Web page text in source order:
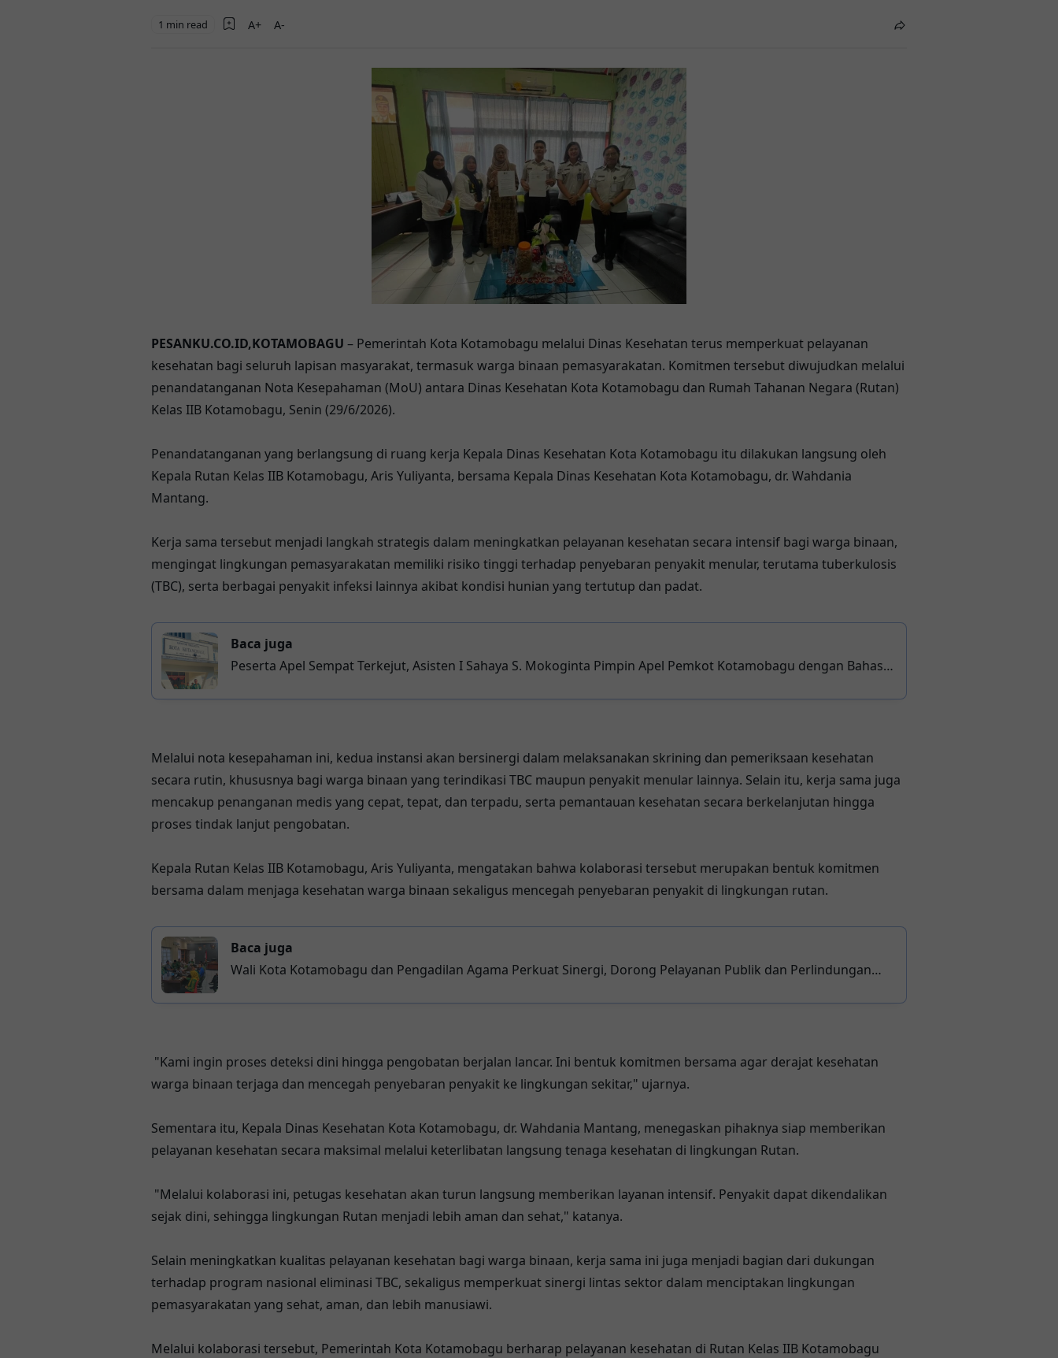
1 min read
PESANKU.CO.ID,KOTAMOBAGU – Pemerintah Kota Kotamobagu melalui Dinas Kesehatan terus memperkuat pelayanan
kesehatan bagi seluruh lapisan masyarakat, termasuk warga binaan pemasyarakatan. Komitmen tersebut diwujudkan melalui
penandatanganan Nota Kesepahaman (MoU) antara Dinas Kesehatan Kota Kotamobagu dan Rumah Tahanan Negara (Rutan)
Kelas IIB Kotamobagu, Senin (29/6/2026).
Penandatanganan yang berlangsung di ruang kerja Kepala Dinas Kesehatan Kota Kotamobagu itu dilakukan langsung oleh
Kepala Rutan Kelas IIB Kotamobagu, Aris Yuliyanta, bersama Kepala Dinas Kesehatan Kota Kotamobagu, dr. Wahdania
Mantang.
Kerja sama tersebut menjadi langkah strategis dalam meningkatkan pelayanan kesehatan secara intensif bagi warga binaan,
mengingat lingkungan pemasyarakatan memiliki risiko tinggi terhadap penyebaran penyakit menular, terutama tuberkulosis
(TBC), serta berbagai penyakit infeksi lainnya akibat kondisi hunian yang tertutup dan padat.
Baca juga
Peserta Apel Sempat Terkejut, Asisten I Sahaya S. Mokoginta Pimpin Apel Pemkot Kotamobagu dengan Bahasa
Melalui nota kesepahaman ini, kedua instansi akan bersinergi dalam melaksanakan skrining dan pemeriksaan kesehatan
secara rutin, khususnya bagi warga binaan yang terindikasi TBC maupun penyakit menular lainnya. Selain itu, kerja sama juga
mencakup penanganan medis yang cepat, tepat, dan terpadu, serta pemantauan kesehatan secara berkelanjutan hingga
proses tindak lanjut pengobatan.
Kepala Rutan Kelas IIB Kotamobagu, Aris Yuliyanta, mengatakan bahwa kolaborasi tersebut merupakan bentuk komitmen
bersama dalam menjaga kesehatan warga binaan sekaligus mencegah penyebaran penyakit di lingkungan rutan.
Baca juga
Wali Kota Kotamobagu dan Pengadilan Agama Perkuat Sinergi, Dorong Pelayanan Publik dan Perlindungan
"Kami ingin proses deteksi dini hingga pengobatan berjalan lancar. Ini bentuk komitmen bersama agar derajat kesehatan
warga binaan terjaga dan mencegah penyebaran penyakit ke lingkungan sekitar," ujarnya.
Sementara itu, Kepala Dinas Kesehatan Kota Kotamobagu, dr. Wahdania Mantang, menegaskan pihaknya siap memberikan
pelayanan kesehatan secara maksimal melalui keterlibatan langsung tenaga kesehatan di lingkungan Rutan.
"Melalui kolaborasi ini, petugas kesehatan akan turun langsung memberikan layanan intensif. Penyakit dapat dikendalikan
sejak dini, sehingga lingkungan Rutan menjadi lebih aman dan sehat," katanya.
Selain meningkatkan kualitas pelayanan kesehatan bagi warga binaan, kerja sama ini juga menjadi bagian dari dukungan
terhadap program nasional eliminasi TBC, sekaligus memperkuat sinergi lintas sektor dalam menciptakan lingkungan
pemasyarakatan yang sehat, aman, dan lebih manusiawi.
Melalui kolaborasi tersebut, Pemerintah Kota Kotamobagu berharap pelayanan kesehatan di Rutan Kelas IIB Kotamobagu